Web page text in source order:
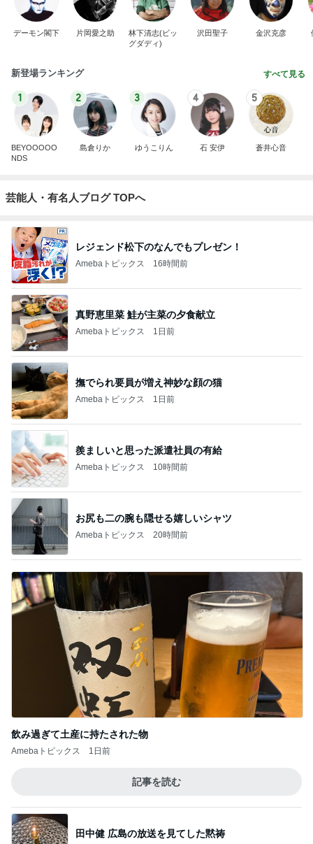
デーモン閣下 片岡愛之助
林下清志(ビッ
グダディ)
沢田聖子 金沢克彦
新登場ランキング すべて見る
1
BEYOOOOO
NDS
2
島倉りか
3
ゆうこりん
4
石 安伊
5
蒼井心音
芸能人・有名人ブログ TOPへ
レジェンド松下のなんでもプレゼン！
Amebaトピックス 16時間前
真野恵里菜 鮭が主菜の夕食献立
Amebaトピックス 1日前
撫でられ要員が増え神妙な顔の猫
Amebaトピックス 1日前
羨ましいと思った派遣社員の有給
Amebaトピックス 10時間前
お尻も二の腕も隠せる嬉しいシャツ
Amebaトピックス 20時間前
飲み過ぎて土産に持たされた物
Amebaトピックス 1日前
記事を読む
田中健 広島の放送を見てした黙祷